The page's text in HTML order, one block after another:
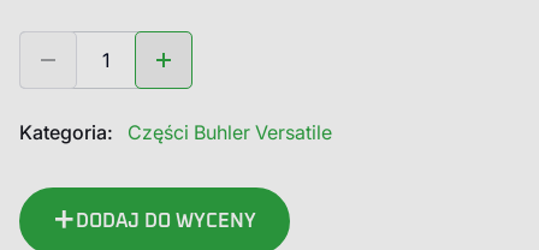
86014002
Tuleja
DODAJ DO WYCENY
Kategoria: Części Buhler Versatile